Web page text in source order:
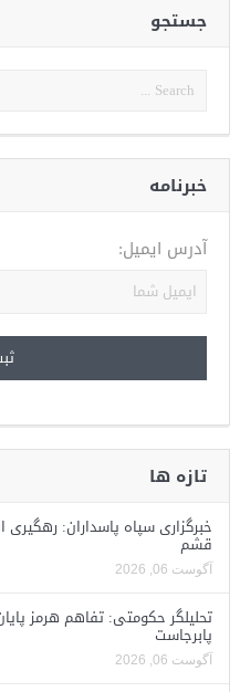
جستجو
خبرنامه
آدرس ایمیل:
تازه ها
خبرگزاری سپاه پاسداران:
قشم
آگوست 06, 2026
تحلیلگر حکومتی: تفاهم هرمز
پابرجاست
آگوست 06, 2026